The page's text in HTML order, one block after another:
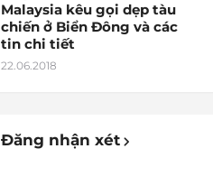
Malaysia kêu gọi dẹp tàu
chiến ở Biển Đông và các
tin chi tiết
22.06.2018
Đăng nhận xét